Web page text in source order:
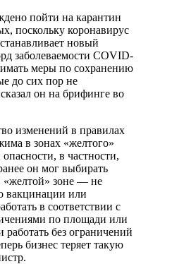
пойти на карантин
поскольку коронавирус
новый
заболеваемости COVID-
меры по сохранению
до сих пор не
он на брифинге во
изменений в правилах
в зонах «желтого»
в частности,
он мог выбирать
«желтой» зоне — не
вакцинации или
в соответствии с
по площади или
без ограничений
бизнес теряет такую